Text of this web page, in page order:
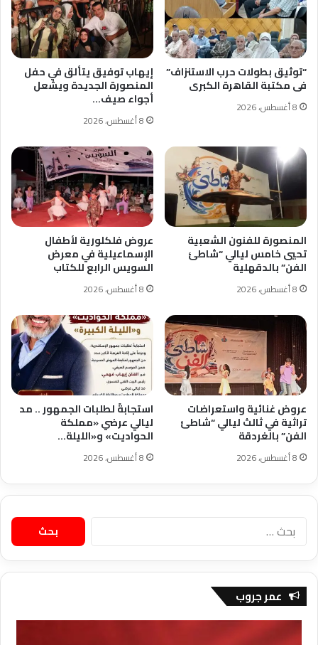
“توثيق بطولات حرب الاستنزاف”
فى مكتبة القاهرة الكبرى
8 أغسطس، 2026
إيهاب توفيق يتألق في حفل
المنصورة الجديدة ويشعل
أجواء صيف…
8 أغسطس، 2026
المنصورة للفنون الشعبية
تحيي خامس ليالي “شاطئ
الفن” بالدقهلية
8 أغسطس، 2026
عروض فلكلورية لأطفال
الإسماعيلية في معرض
السويس الرابع للكتاب
8 أغسطس، 2026
عروض غنائية واستعراضات
تراثية في ثالث ليالي “شاطئ
الفن” بالغردقة
8 أغسطس، 2026
استجابةً لطلبات الجمهور .. مد
ليالي عرضي «مملكة
الحواديت» و«الليلة…
8 أغسطس، 2026
البحث
عن:
عمر جروب